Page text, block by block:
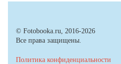
© Fotobooka.ru, 2016-2026
Все права защищены.
Политика конфиденциальности